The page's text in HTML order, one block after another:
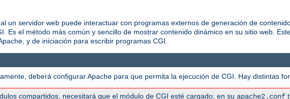
un servidor web puede interactuar con programas externos de generación de
Es el método más común y sencillo de mostrar contenido dinámico en su sitio web.
y de iniciación para escribir programas CGI.
deberá configurar Apache para que permita la ejecución de CGI. Hay distintas
compartidos, necesitará que el módulo de CGI esté cargado; en su apache2.conf